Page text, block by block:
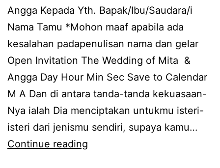
Angga Kepada Yth. Bapak/Ibu/Saudara/i
Nama Tamu *Mohon maaf apabila ada
kesalahan padapenulisan nama dan gelar
Open Invitation The Wedding of Mita &
Angga Day Hour Min Sec Save to Calendar
M A Dan di antara tanda-tanda kekuasaan-
Nya ialah Dia menciptakan untukmu isteri-
isteri dari jenismu sendiri, supaya kamu…
Continue reading